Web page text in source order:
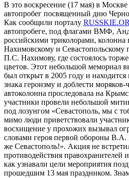
В это воскресение (17 мая) в
автопробег посвященный дню
Как сообщили порталу
автопробеге, под флагами ВМФ,
российскими триколорами, колонна
Нахимовскому и Севастопольскому
П.С. Нахимову, где состоялось
цветов. Этот небольшой мемориал
был открыт в 2005 году и находится
знака героизму и доблести
автоколонна проследовала на
участники провели небольшой
под лозунгом «Севастополь, мы с
мимо люди приветствовали
восхищение у прохожих вызывал
словами героя первой обороны В.А.
же Севастополь!». Акция не
противодействия правохранителей
как узнавали цели мероприятия
прошедшим 13 мая праздником.